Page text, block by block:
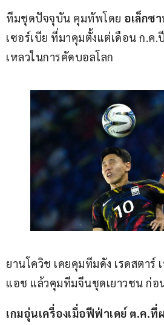
ทีมชุดปัจจุบัน คุมทัพโดย อเล็กซ
เซอร์เบีย ที่มาคุมตั้งแต่เดือน ก.ค
เหลวในการคัดบอลโลก
ยานโควิช เคยคุมทีมดัง เรดสตาร์
แอช แล้วคุมทีมจีนชุดเยาวชน ก่
เกมอุ่นเครื่องเมื่อฟีฟ่าเดย์ ต.ค.ที่